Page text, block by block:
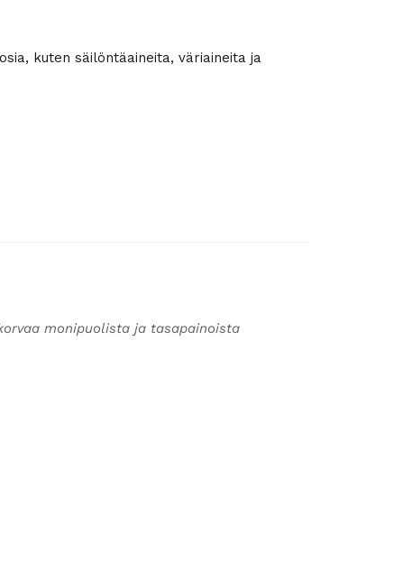
kuten säilöntäaineita, väriaineita ja
monipuolista ja tasapainoista